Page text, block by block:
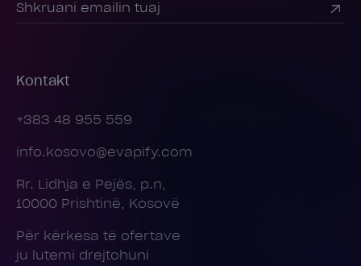
Kontakt
+383 48 955 559
info.kosovo@evapify.com
Rr. Lidhja e Pejës, p.n,
10000 Prishtinë, Kosovë
Për kërkesa të ofertave
ju lutemi drejtohuni